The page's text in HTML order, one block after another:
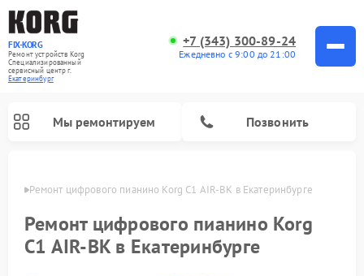
FIX-KORG
Ремонт устройств Korg
Специализированный
cервисный центр г.
Екатеринбург
+7 (343) 300-89-24
Ежедневно с 9:00 до 21:00
Мы ремонтируем Позвонить
Ремонт цифрового пианино Korg C1 AIR-BK в Екатеринбурге
Ремонт цифрового пианино Korg
C1 AIR-BK в Екатеринбурге